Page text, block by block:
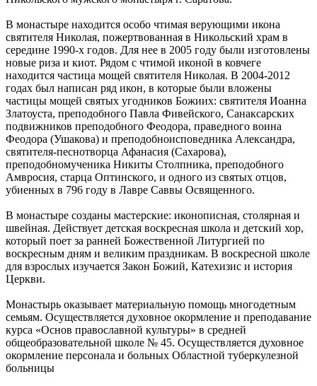
В монастыре находится особо чтимая верующими икона
святителя Николая, пожертвованная в Никольский храм в
середине 1990-х годов. Для нее в 2005 году были изготовлены
новые риза и киот. Рядом с чтимой иконой в ковчеге
находится частица мощей святителя Николая. В 2004-2012
годах был написан ряд икон, в которые были вложены
частицы мощей святых угодников Божиих: святителя Иоанна
Златоуста, преподобного Павла Фивейского, Санаксарских
подвижников преподобного Феодора, праведного воина
Феодора (Ушакова) и преподобноисповедника Александра,
святителя-песнотворца Афанасия (Сахарова),
преподобномученика Никиты Столпника, преподобного
Амвросия, старца Оптинского, и одного из святых отцов,
убиенных в 796 году в Лавре Саввы Освященного.
В монастыре созданы мастерские: иконописная, столярная и
швейная. Действует детская воскресная школа и детский хор,
который поет за ранней Божественной Литургией по
воскресным дням и великим праздникам. В воскресной школе
для взрослых изучается Закон Божий, Катехизис и история
Церкви.
Монастырь оказывает материальную помощь многодетным
семьям. Осуществляется духовное окормление и преподавание
курса «Основ православной культуры» в средней
общеобразовательной школе № 45. Осуществляется духовное
окормление персонала и больных Областной туберкулезной
больницы